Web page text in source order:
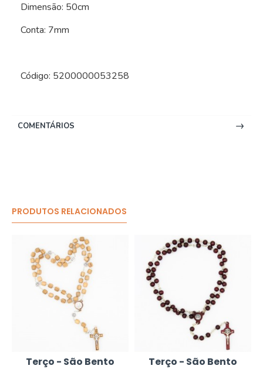
Dimensão: 50cm
Conta: 7mm
Código: 5200000053258
COMENTÁRIOS
PRODUTOS RELACIONADOS
Terço - São Bento Terço - São Bento